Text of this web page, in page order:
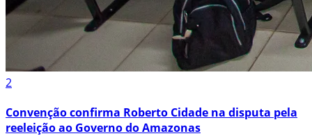
2
Convenção confirma Roberto Cidade na disputa pela
reeleição ao Governo do Amazonas